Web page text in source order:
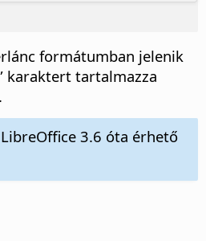
formátumban jelenik
karaktert tartalmazza
3.6 óta érhető